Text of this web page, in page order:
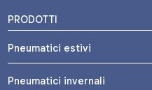
PRODOTTI
Pneumatici estivi
Pneumatici invernali